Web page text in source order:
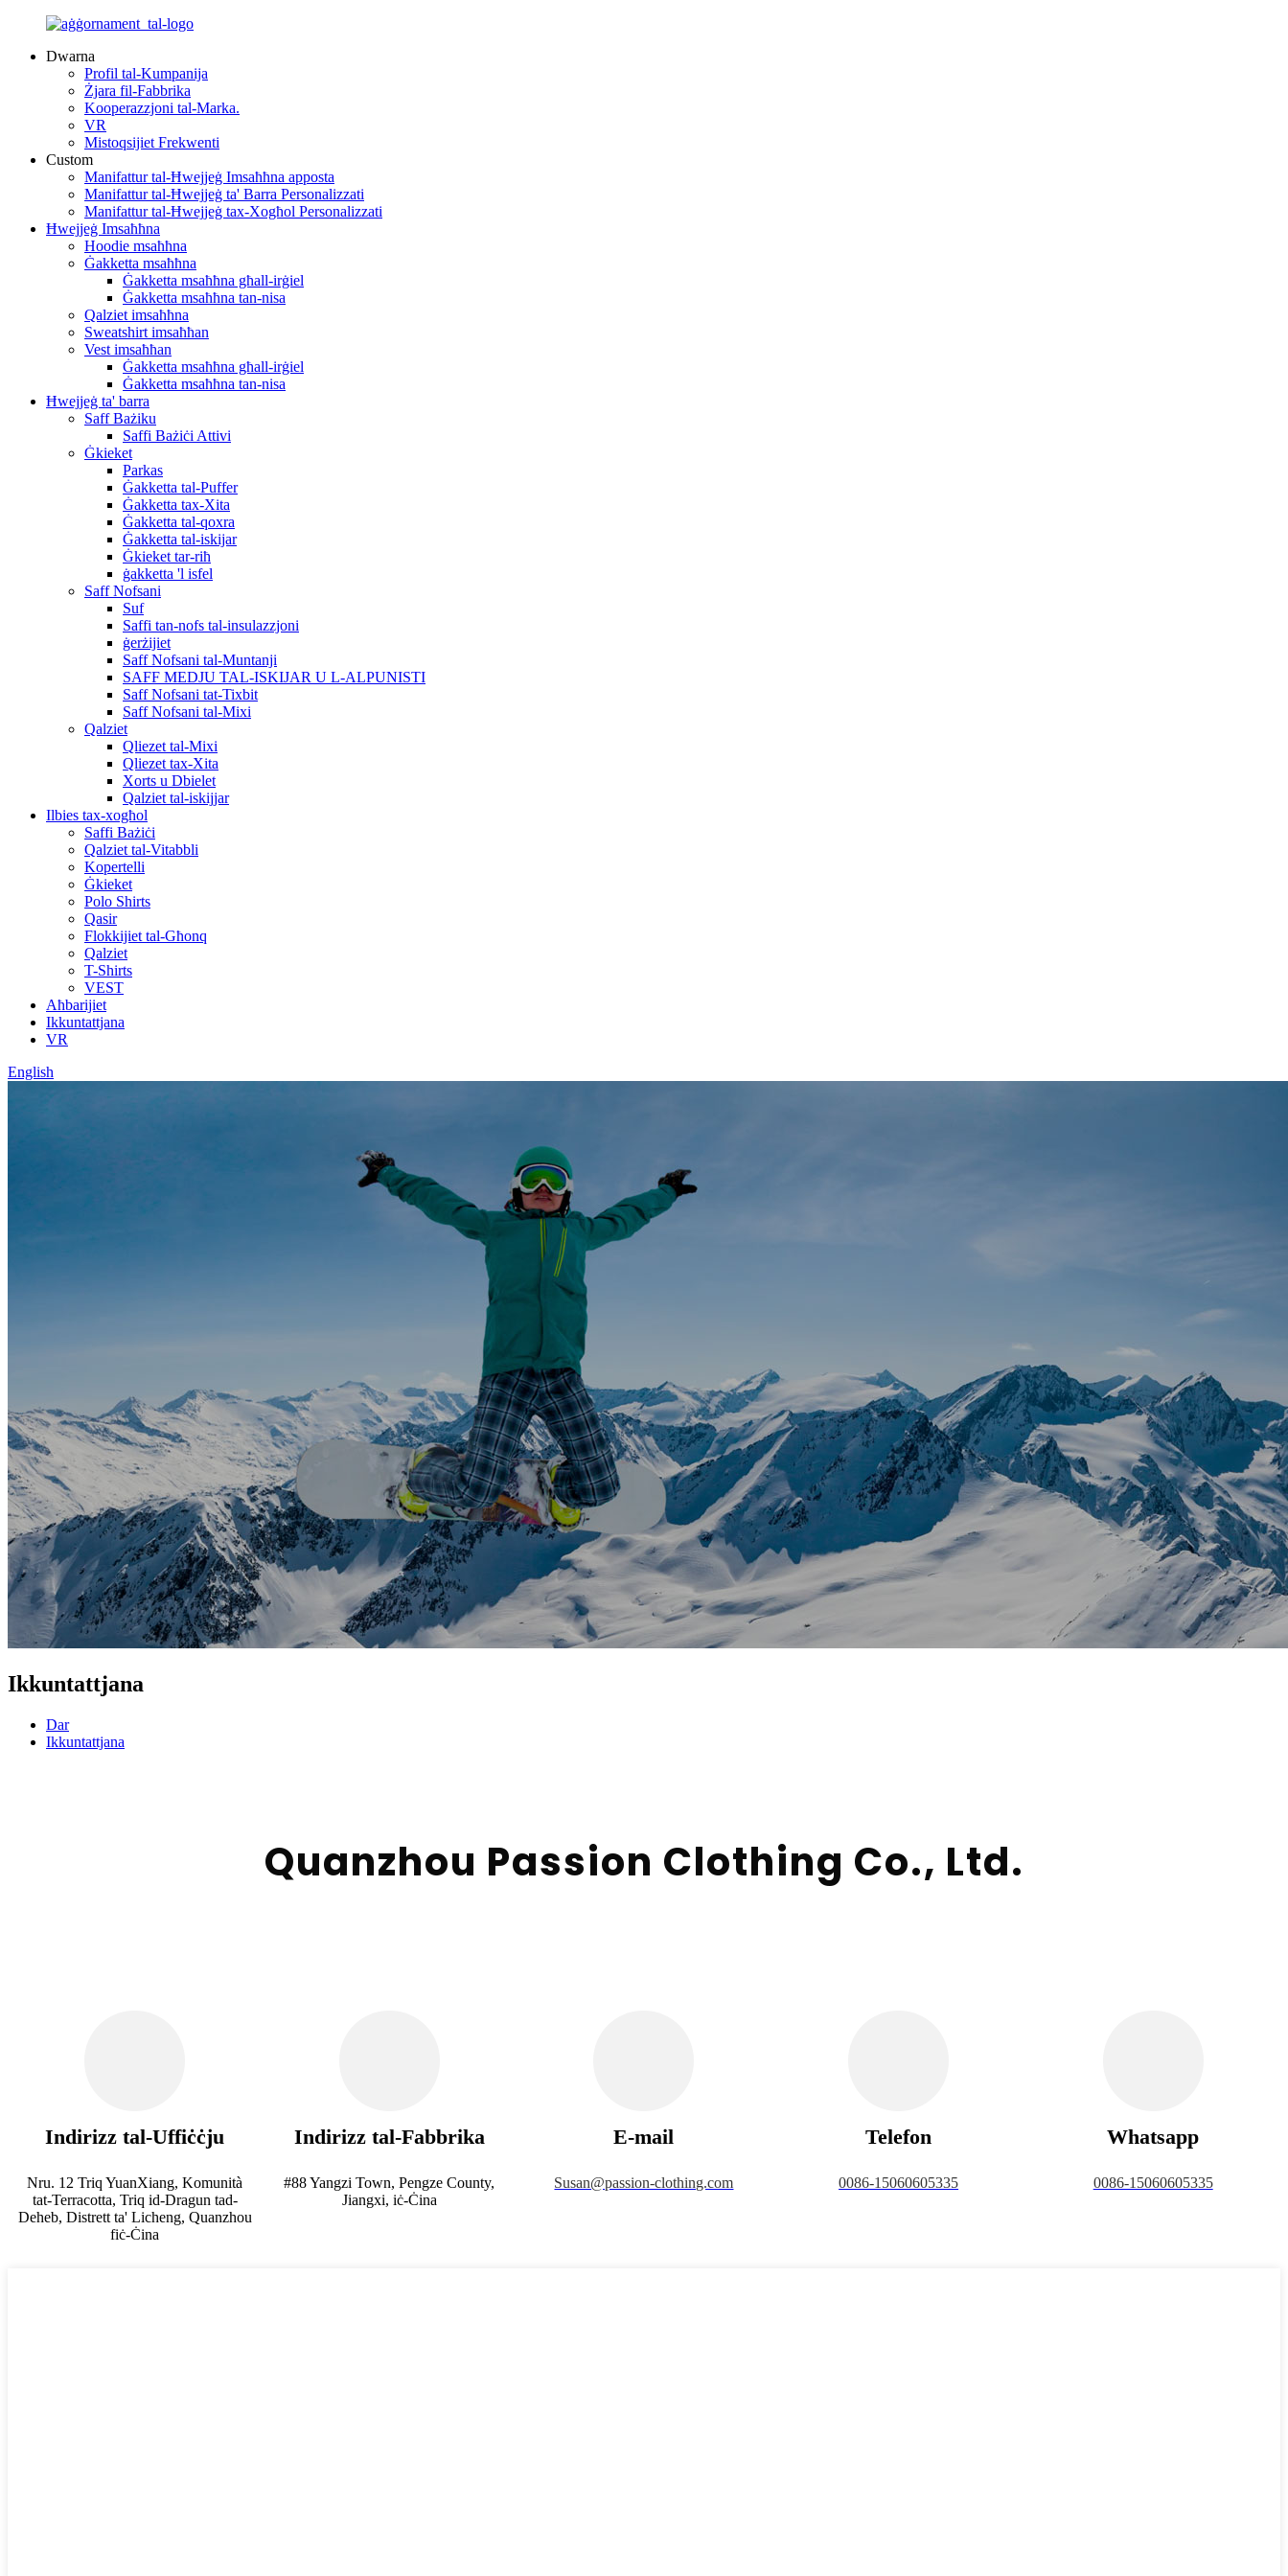
Dwarna
Profil tal-Kumpanija
Żjara fil-Fabbrika
Kooperazzjoni tal-Marka.
VR
Mistoqsijiet Frekwenti
Custom
Manifattur tal-Ħwejjeġ Imsaħħna apposta
Manifattur tal-Ħwejjeġ ta' Barra Personalizzati
Manifattur tal-Ħwejjeġ tax-Xogħol Personalizzati
Ħwejjeġ Imsaħħna
Hoodie msaħħna
Ġakketta msaħħna
Ġakketta msaħħna għall-irġiel
Ġakketta msaħħna tan-nisa
Qalziet imsaħħna
Sweatshirt imsaħħan
Vest imsaħħan
Ġakketta msaħħna għall-irġiel
Ġakketta msaħħna tan-nisa
Ħwejjeġ ta' barra
Saff Bażiku
Saffi Bażiċi Attivi
Ġkieket
Parkas
Ġakketta tal-Puffer
Ġakketta tax-Xita
Ġakketta tal-qoxra
Ġakketta tal-iskijar
Ġkieket tar-riħ
ġakketta 'l isfel
Saff Nofsani
Suf
Saffi tan-nofs tal-insulazzjoni
ġerżijiet
Saff Nofsani tal-Muntanji
SAFF MEDJU TAL-ISKIJAR U L-ALPUNISTI
Saff Nofsani tat-Tixbit
Saff Nofsani tal-Mixi
Qalziet
Qliezet tal-Mixi
Qliezet tax-Xita
Xorts u Dbielet
Qalziet tal-iskijjar
Ilbies tax-xogħol
Saffi Bażiċi
Qalziet tal-Vitabbli
Kopertelli
Ġkieket
Polo Shirts
Qasir
Flokkijiet tal-Għonq
Qalziet
T-Shirts
VEST
Aħbarijiet
Ikkuntattjana
VR
English
Ikkuntattjana
Dar
Ikkuntattjana
Quanzhou Passion Clothing Co., Ltd.
Indirizz tal-Uffiċċju
Nru. 12 Triq YuanXiang, Komunità
tat-Terracotta, Triq id-Dragun tad-
Deheb, Distrett ta' Licheng, Quanzhou
fiċ-Ċina
Indirizz tal-Fabbrika
#88 Yangzi Town, Pengze County,
Jiangxi, iċ-Ċina
E-mail
Susan@passion-clothing.com
Telefon
0086-15060605335
Whatsapp
0086-15060605335